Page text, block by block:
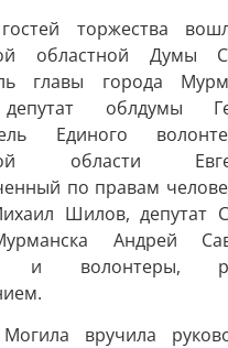
торжества
областной Думы
главы города
облдумы
Единого
области
по правам
Шилов, депутат
Андрей
и волонтеры,
вручила